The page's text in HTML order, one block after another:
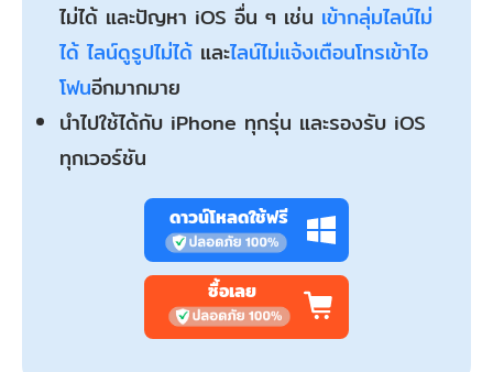
ไม่ได้ และปัญหา iOS อื่น ๆ เช่น เข้ากลุ่มไลน์ไม่
ได้ ไลน์ดูรูปไม่ได้ และไลน์ไม่แจ้งเตือนโทรเข้าไอ
โฟนอีกมากมาย
นำไปใช้ได้กับ iPhone ทุกรุ่น และรองรับ iOS
ทุกเวอร์ชัน
ดาวน์โหลดใช้ฟรี
ซื้อเลย